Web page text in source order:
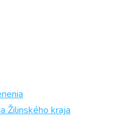
Žilinského kraja